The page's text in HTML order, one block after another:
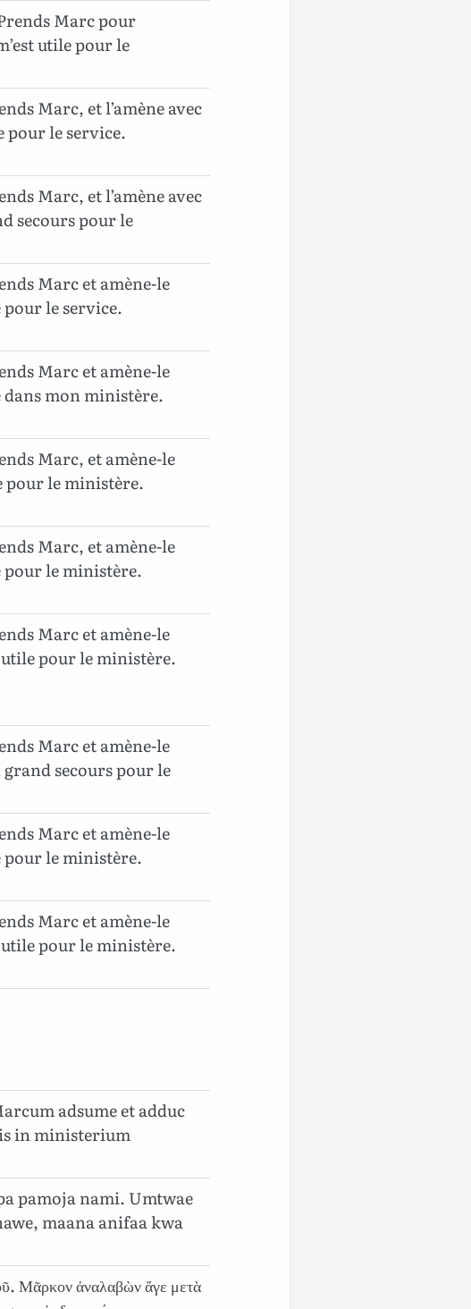
Marc pour
utile pour le
Marc, et l’amène avec
pour le service.
Marc, et l’amène avec
secours pour le
Marc et amène-le
pour le service.
Marc et amène-le
dans mon ministère.
Marc, et amène-le
pour le ministère.
Marc, et amène-le
pour le ministère.
Marc et amène-le
pour le ministère.
Marc et amène-le
grand secours pour le
Marc et amène-le
pour le ministère.
Marc et amène-le
pour le ministère.
adsume et adduc
in ministerium
pamoja nami. Umtwae
maana anifaa kwa
Μᾶρκον ἀναλαβὼν ἄγε μετὰ